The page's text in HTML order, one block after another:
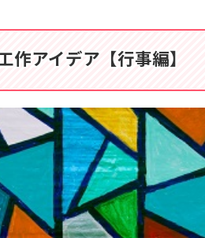
作アイデア【行事編】